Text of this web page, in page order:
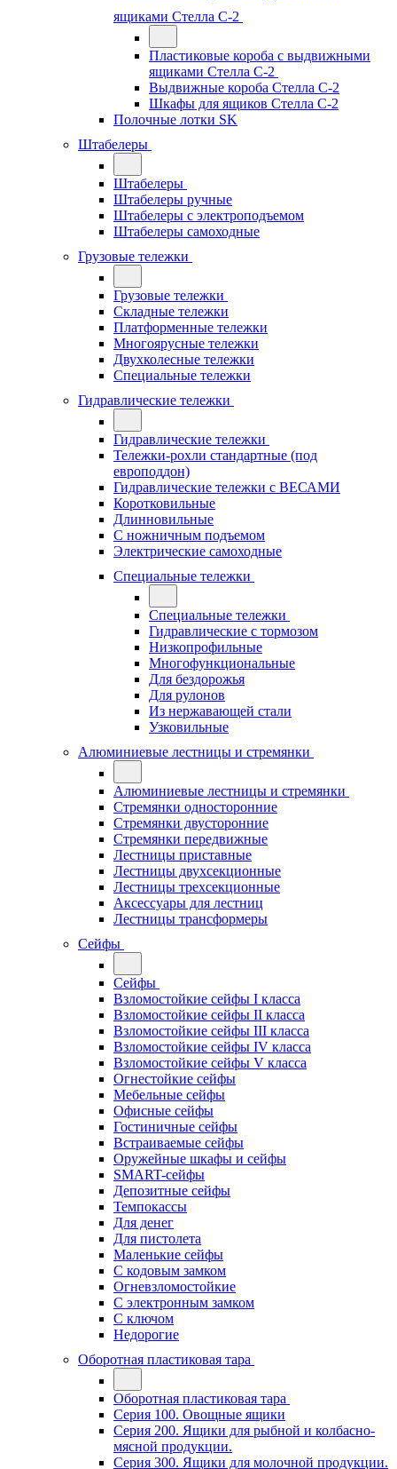
ящиками Стелла С-2
Пластиковые короба с выдвижными
ящиками Стелла С-2
Выдвижные короба Стелла С-2
Шкафы для ящиков Стелла С-2
Полочные лотки SK
Штабелеры
Штабелеры
Штабелеры ручные
Штабелеры с электроподъемом
Штабелеры самоходные
Грузовые тележки
Грузовые тележки
Складные тележки
Платформенные тележки
Многоярусные тележки
Двухколесные тележки
Специальные тележки
Гидравлические тележки
Гидравлические тележки
Тележки-рохли стандартные (под
европоддон)
Гидравлические тележки с ВЕСАМИ
Коротковильные
Длинновильные
С ножничным подъемом
Электрические самоходные
Специальные тележки
Специальные тележки
Гидравлические с тормозом
Низкопрофильные
Многофункциональные
Для бездорожья
Для рулонов
Из нержавающей стали
Узковильные
Алюминиевые лестницы и стремянки
Алюминиевые лестницы и стремянки
Стремянки односторонние
Стремянки двусторонние
Стремянки передвижные
Лестницы приставные
Лестницы двухсекционные
Лестницы трехсекционные
Аксессуары для лестниц
Лестницы трансформеры
Сейфы
Сейфы
Взломостойкие сейфы I класса
Взломостойкие сейфы II класса
Взломостойкие сейфы III класса
Взломостойкие сейфы IV класса
Взломостойкие сейфы V класса
Огнестойкие сейфы
Мебельные сейфы
Офисные сейфы
Гостиничные сейфы
Встраиваемые сейфы
Оружейные шкафы и сейфы
SMART-сейфы
Депозитные сейфы
Темпокассы
Для денег
Для пистолета
Маленькие сейфы
С кодовым замком
Огневзломостойкие
С электронным замком
С ключом
Недорогие
Оборотная пластиковая тара
Оборотная пластиковая тара
Серия 100. Овощные ящики
Серия 200. Ящики для рыбной и колбасно-
мясной продукции.
Серия 300. Ящики для молочной продукции.